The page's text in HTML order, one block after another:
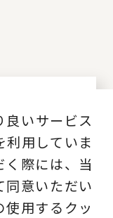
郎
いサービス
用していま
際には、当
意いただい
用するクッ